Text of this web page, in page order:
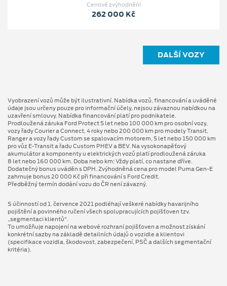
Cenové zvýhodnění
262 000 Kč
DALŠÍ VOZY
Vyobrazení vozů může být ilustrativní. Nabídka vozů, financování a uváděné
údaje jsou určeny pouze pro informační účely, nejsou závaznou nabídkou na
uzavření smlouvy. Nabídka financování platí pro podnikatele.
Prodloužená záruka Ford Protect 5 let nebo 100 000 km pro osobní vozy,
vozy řady Courier a Connect, 4 roky nebo 200 000 km pro modely Transit,
Ranger a vozy řady Custom se spalovacím motorem, 5 let nebo 150 000 km
pro vůz E-Transit a řadu Custom PHEV a BEV. Na vysokonapěťový
akumulátor a komponenty u elektrických vozů platí prodloužená záruka
8 let nebo 160 000 km. Doba nebo km: Vždy platí, co nastane dříve.
Dodatečný bonus uváděn s DPH. Zvýhodněná cena pro model Puma Gen⁠-⁠E
zahrnuje bonus 20 000 Kč při financování s Ford Credit.
Předběžný termín dodání vozu do ČR není závazný.
S účinností od 1. července 2021 podléhají veškeré nabídky havarijního
pojištění a povinného ručení všech spolupracujících pojišťoven tzv.
„segmentaci klientů“.
To umožňuje napojení na webové rozhraní pojišťoven a možnost získání
konkrétní sazby na základě detailních údajů o vozidle a klientovi
(specifikace vozidla, škodovost, zabezpečení, PSČ a dalších segmentační
kritéria).